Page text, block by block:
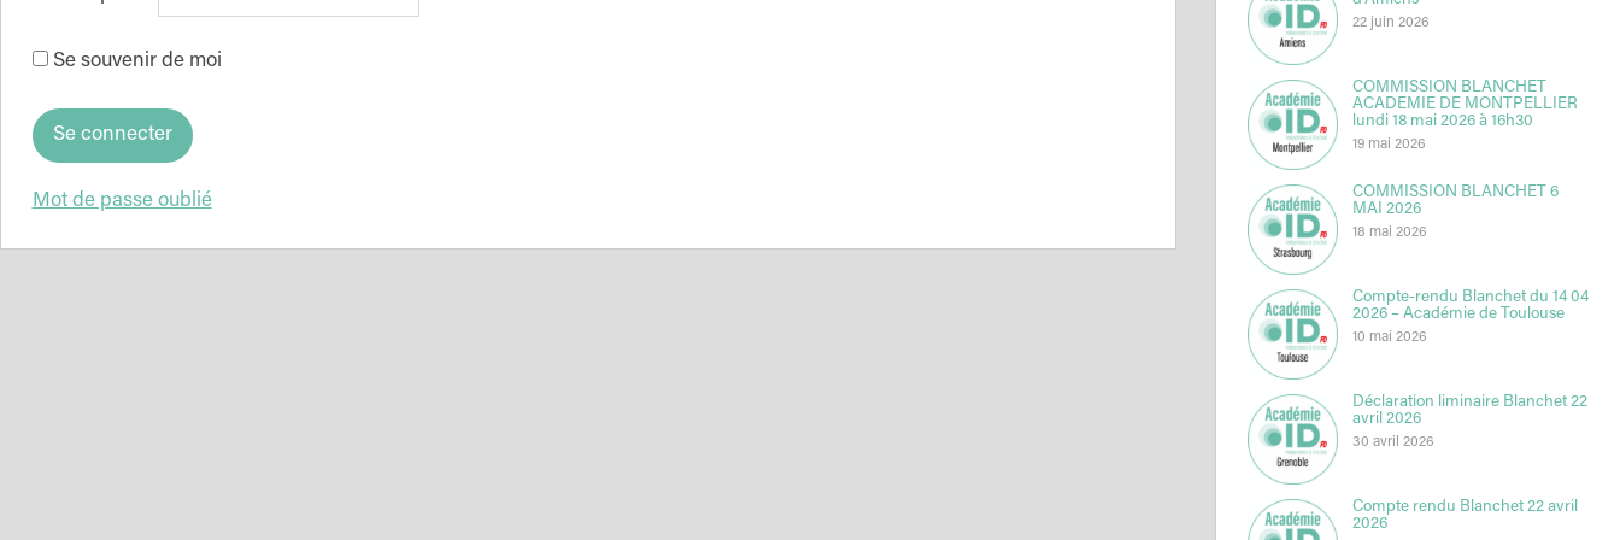
Se souvenir de moi
Mot de passe oublié
22 juin 2026
COMMISSION BLANCHET
ACADEMIE DE MONTPELLIER
lundi 18 mai 2026 à 16h30
19 mai 2026
COMMISSION BLANCHET 6
MAI 2026
18 mai 2026
Compte-rendu Blanchet du 14 04
2026 – Académie de Toulouse
10 mai 2026
Déclaration liminaire Blanchet 22
avril 2026
30 avril 2026
Compte rendu Blanchet 22 avril
2026